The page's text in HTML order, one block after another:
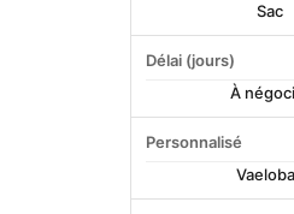
Sac
Délai (jours)
À
Personnalisé